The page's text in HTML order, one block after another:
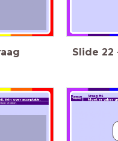
Slide 22
één over acceptatie.
stellen.
Vraag #4
Paarse
vrijdag Moet er vaker